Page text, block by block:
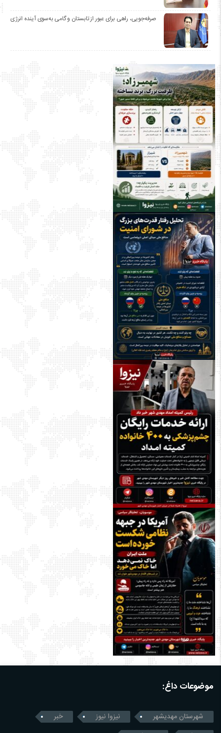
صرفه‌جویی، راهی برای عبور از تابستان و گامی به‌سوی آینده انرژی
موضوعات داغ:
شهرستان مهدیشهر نیزوا نیوز
خبر